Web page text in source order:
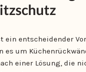
ein entscheidender
es um
einer Lösung, die